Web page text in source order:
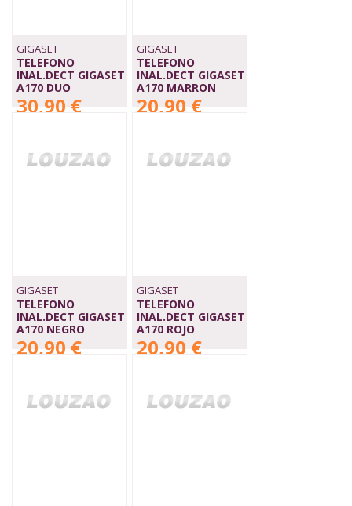
GIGASET
TELEFONO
INAL.DECT GIGASET
A170 DUO
30,90 €
GIGASET
TELEFONO
INAL.DECT GIGASET
A170 MARRON
20,90 €
GIGASET
TELEFONO
INAL.DECT GIGASET
A170 NEGRO
20,90 €
GIGASET
TELEFONO
INAL.DECT GIGASET
A170 ROJO
20,90 €